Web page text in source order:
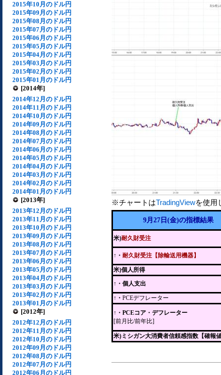
2015年10月のドル円
2015年09月のドル円
2015年08月のドル円
2015年07月のドル円
2015年06月のドル円
2015年05月のドル円
2015年04月のドル円
2015年03月のドル円
2015年02月のドル円
2015年01月のドル円
[2014年]
2014年12月のドル円
2014年11月のドル円
2014年10月のドル円
2014年09月のドル円
2014年08月のドル円
2014年07月のドル円
2014年06月のドル円
2014年05月のドル円
2014年04月のドル円
2014年03月のドル円
2014年02月のドル円
2014年01月のドル円
[2013年]
2013年12月のドル円
2013年11月のドル円
2013年10月のドル円
2013年09月のドル円
2013年08月のドル円
2013年07月のドル円
2013年06月のドル円
2013年05月のドル円
2013年04月のドル円
2013年03月のドル円
2013年02月のドル円
2013年01月のドル円
[2012年]
2012年12月のドル円
2012年11月のドル円
2012年10月のドル円
2012年09月のドル円
2012年08月のドル円
2012年07月のドル円
2012年06月のドル円
※チャートはTradingViewを使用
9月27日(金)の指標結果
米)耐久財受注
↑・ 耐久財受注【除輸送用機器】
米)個人所得
↑・個人支出
↑・ PCEデフレーター
↑・PCEコア・デフレーター
[前月比/前年比]
米)ミシガン大消費者信頼感指数【確報